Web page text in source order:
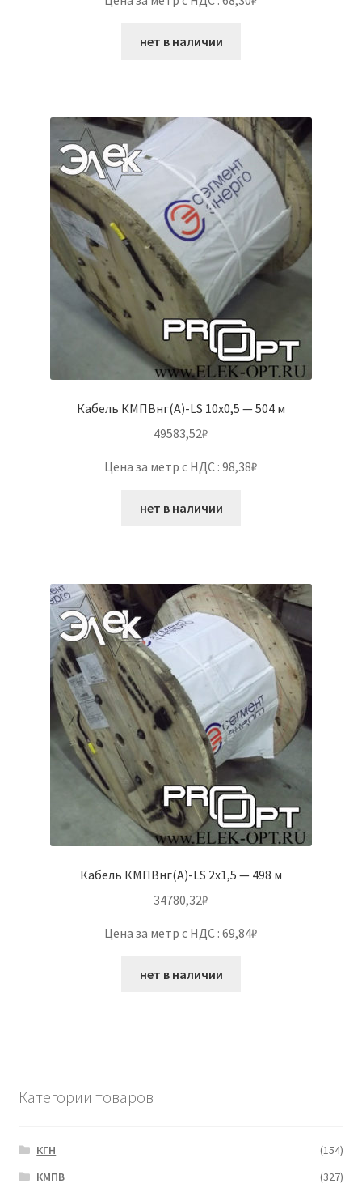
нет в наличии
Кабель КМПВнг(А)-LS 10х0,5 — 504 м
49583,52₽
Цена за метр с НДС : 98,38₽
нет в наличии
Кабель КМПВнг(А)-LS 2х1,5 — 498 м
34780,32₽
Цена за метр с НДС : 69,84₽
нет в наличии
Категории товаров
КГН
(154)
КМПВ
(327)